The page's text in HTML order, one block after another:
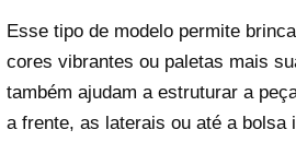
Esse tipo de modelo permite
cores vibrantes ou paletas mais
também ajudam a estruturar a
a frente, as laterais ou até a bolsa